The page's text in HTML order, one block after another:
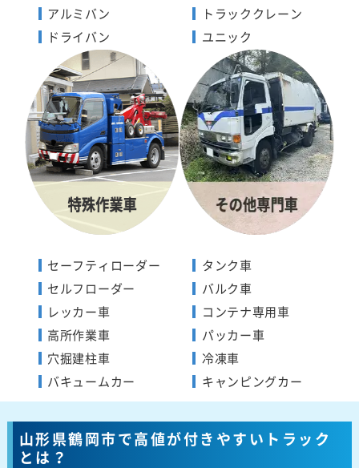
アルミバン
ドライバン
トラッククレーン
ユニック
セーフティローダー
セルフローダー
レッカー車
高所作業車
穴掘建柱車
バキュームカー
タンク車
バルク車
コンテナ専用車
パッカー車
冷凍車
キャンピングカー
山形県鶴岡市で高値が付きやすいトラック
とは？